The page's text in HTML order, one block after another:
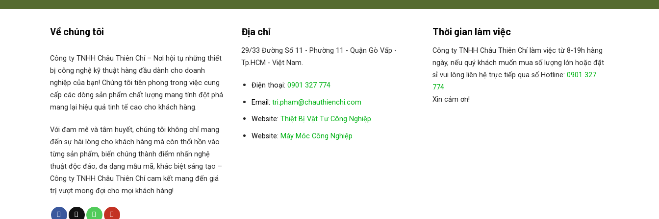
Catalogue Rollix 01-0880-00
roller slewing rings Rollix 01-0947-00
01-1050-00 Rollix Hotline/WhatsApp/Zalo: 0901 327 774 | E-mail: tri.pham@chauthienchi.com ⭐
Rollix 01-1180-00
01-1410-00 Rollix
Rollix 01-1712-00 Bạc đạn vòng bi mâm xoay cánh quay ROLLIX Slewing rings Vietnam Distributor
Rollix Crossed Rollers Internal Gear
Vòng bi mâm xoay Rollix slewing ring chính hãng giá tốt 07-0673-00 ZZ 10
07-0770-00
07-0885-01
Về chúng tôi
Công ty TNHH Châu Thiên Chí– Nơi hội tụ những thiết
bị công nghệ kỹ thuật hàng đầu dành cho doanh
nghiệp của bạn! Chúng tôi tiên phong trong việc cung
cấp các dòng sản phẩm chất lượng mang tính đột phá
mang lại hiệu quả tinh tế cao cho khách hàng.
Với đam mê và tâm huyết, chúng tôi không chỉ mang
đến sự hài lòng cho khách hàng mà còn thổi hồn vào
từng sản phẩm, biến chúng thành điểm nhấn nghệ
thuật độc đáo, đa dạng mẫu mã, khác biệt sáng tạo –
Công ty TNHH Châu Thiên Chí cam kết mang đến giá
trị vượt mong đợi cho mọi khách hàng!
Địa chỉ
29/33 Đường Số 11 - Phường 11 - Quận Gò Vấp -
Tp.HCM - Việt Nam.
Điện thoại: 0901 327 774
Email: tri.pham@chauthienchi.com
Website: Thiệt Bị Vật Tư Công Nghiệp
Website: Máy Móc Công Nghiệp
Thời gian làm việc
Công ty TNHH Châu Thiên Chí làm việc từ 8-19h hàng
ngày, nếu quý khách muốn mua số lượng lớn hoặc đặt
sỉ vui lòng liên hệ trực tiếp qua số Hotline: 0901 327
774
Xin cảm ơn!